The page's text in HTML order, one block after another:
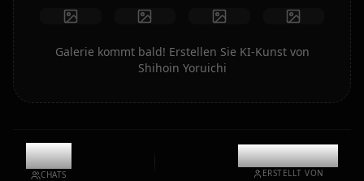
Galerie kommt bald! Erstellen Sie KI-Kunst von
Shihoin Yoruichi
3.1k
CHATS
@kinayymon
ERSTELLT VON